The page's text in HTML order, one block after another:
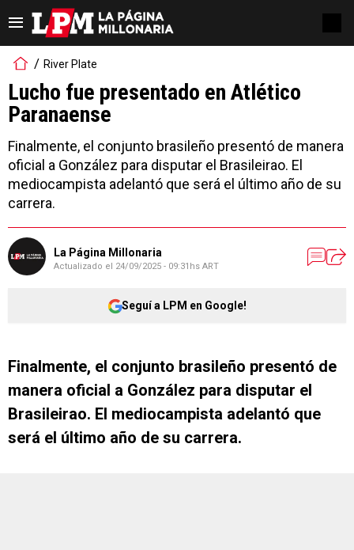
River Plate
Lucho fue presentado en Atlético
Paranaense
Finalmente, el conjunto brasileño presentó de manera
oficial a González para disputar el Brasileirao. El
mediocampista adelantó que será el último año de su
carrera.
La Página Millonaria
Actualizado el 24/09/2025 - 09:31hs ART
Seguí a LPM en Google!
Finalmente, el conjunto brasileño presentó de
manera oficial a González para disputar el
Brasileirao. El mediocampista adelantó que
será el último año de su carrera.